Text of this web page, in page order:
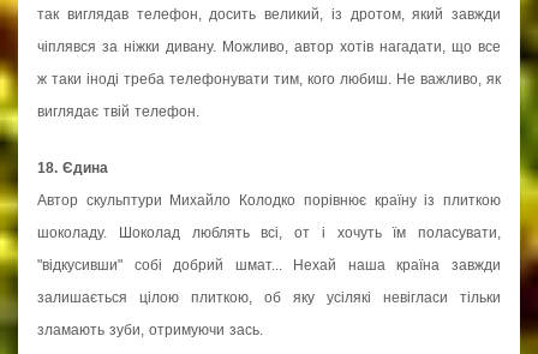
так виглядав телефон, досить великий, із дротом, який завжди
чіплявся за ніжки дивану. Можливо, автор хотів нагадати, що все
ж таки іноді треба телефонувати тим, кого любиш. Не важливо, як
виглядає твій телефон.
18. Єдина
Автор скульптури Михайло Колодко порівнює країну із плиткою
шоколаду. Шоколад люблять всі, от і хочуть їм поласувати,
"відкусивши" собі добрий шмат... Нехай наша країна завжди
залишається цілою плиткою, об яку усілякі невігласи тільки
зламають зуби, отримуючи зась.